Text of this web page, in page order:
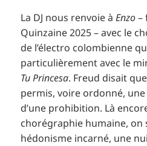
La DJ nous renvoie àEnzo–
Quinzaine 2025 – avec le
de l’électro colombienne
particulièrement avec le
Tu Princesa. Freud disait
permis, voire ordonné,
d’une prohibition. Là
chorégraphie humaine, on
hédonisme incarné, une